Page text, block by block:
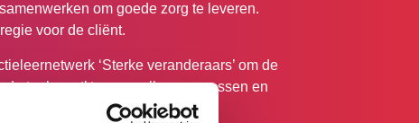
om goede zorg te leveren.
voor de cliënt.
‘Sterke veranderaars’ om de
toekomst’ te versnellen: successen en